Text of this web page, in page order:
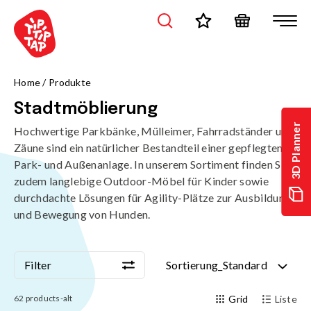
3D Planner
Home/ Produkte
Stadtmöblierung
Hochwertige Parkbänke, Mülleimer, Fahrradständer und
Zäune sind ein natürlicher Bestandteil einer gepflegten
Park- und Außenanlage. In unserem Sortiment finden Sie
zudem langlebige Outdoor-Möbel für Kinder sowie
durchdachte Lösungen für Agility-Plätze zur Ausbildung
und Bewegung von Hunden.
Filter
Filter Sortierung_Standard
62 products-alt Grid Liste